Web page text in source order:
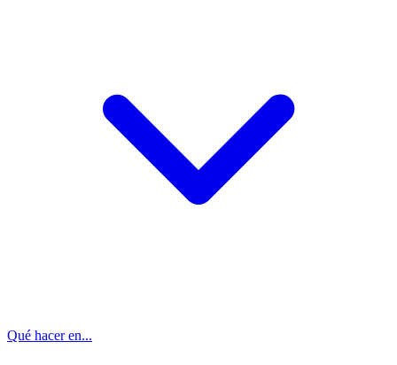
Qué hacer en...